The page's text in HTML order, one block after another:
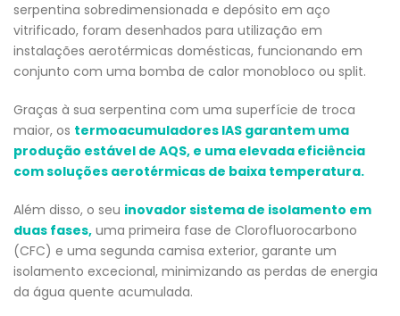
serpentina sobredimensionada e depósito em aço
vitrificado, foram desenhados para utilização em
instalações aerotérmicas domésticas, funcionando em
conjunto com uma bomba de calor monobloco ou split.
Graças à sua serpentina com uma superfície de troca
maior, os termoacumuladores IAS garantem uma
produção estável de AQS, e uma elevada eficiência
com soluções aerotérmicas de baixa temperatura.
Além disso, o seu inovador sistema de isolamento em
duas fases, uma primeira fase de Clorofluorocarbono
(CFC) e uma segunda camisa exterior, garante um
isolamento excecional, minimizando as perdas de energia
da água quente acumulada.